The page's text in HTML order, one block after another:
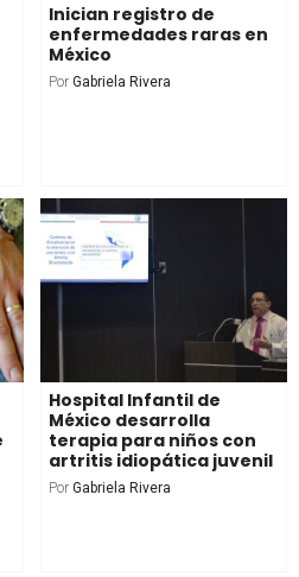
Inician registro de
enfermedades raras en
México
Por Gabriela Rivera
Hospital Infantil de
México desarrolla
terapia para niños con
artritis idiopática juvenil
Por Gabriela Rivera